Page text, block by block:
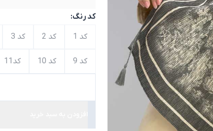
کد رنگ:
کد 1 کد 2 کد 3
کد 9 کد 10 کد11